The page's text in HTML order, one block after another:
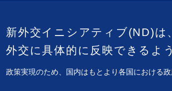
新外交イニシアティブ(ND)は
外交に具体的に反映できるよ
政策実現のため、国内はもとより各国における